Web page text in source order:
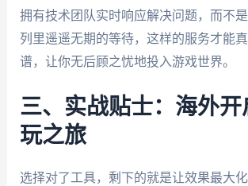
拥有技术团队实时响应解决问题，而不
列里遥遥无期的等待，这样的服务才能
谱，让你无后顾之忧地投入游戏世界。
三、实战贴士：海外开
玩之旅
选择对了工具，剩下的就是让效果最大